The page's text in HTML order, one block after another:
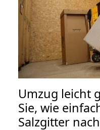
Umzug leicht
Sie, wie
Salzgitter